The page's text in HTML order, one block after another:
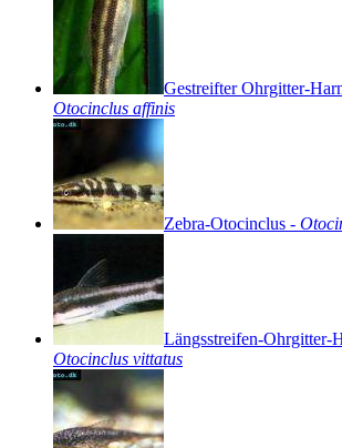
GestreifterOhrgitter-
Otocinclus affinis
Zebra-Otocinclus -
Längsstreifen-Ohrgitter-
Otocinclus vittatus